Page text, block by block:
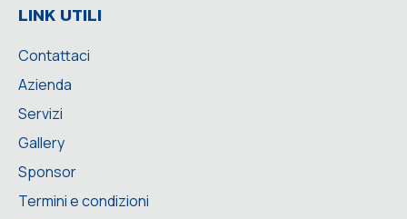
LINK UTILI
Contattaci
Azienda
Servizi
Gallery
Sponsor
Termini e condizioni